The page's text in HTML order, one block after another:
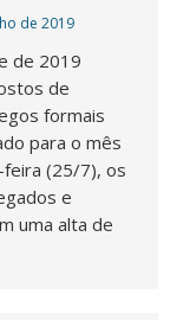
de 2019
de 2019
de
formais
para o mês
(25/7), os
e
uma alta de